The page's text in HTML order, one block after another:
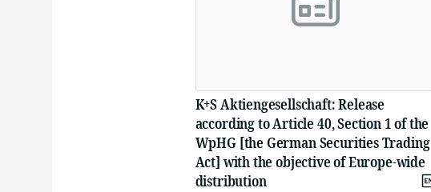
K+S Aktiengesellschaft: Release
according to Article 40, Section 1 of the
WpHG [the German Securities Trading
Act] with the objective of Europe-wide
distribution